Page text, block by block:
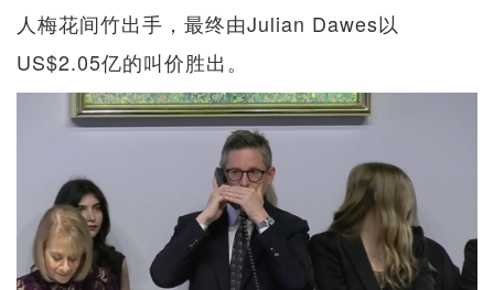
人梅花间竹出手，最终由Julian Dawes以
US$2.05亿的叫价胜出。